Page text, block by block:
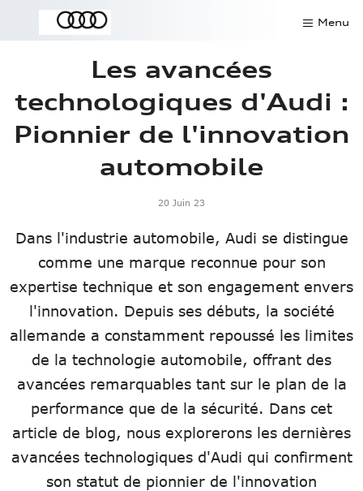
Menu
Offres du mois
SAV
Véhicules de direction
Modèles
Les avancées
technologiques d'Audi :
Pionnier de l'innovation
automobile
20 Juin 23
Dans l'industrie automobile, Audi se distingue
comme une marque reconnue pour son
expertise technique et son engagement envers
l'innovation. Depuis ses débuts, la société
allemande a constamment repoussé les limites
de la technologie automobile, offrant des
avancées remarquables tant sur le plan de la
performance que de la sécurité. Dans cet
article de blog, nous explorerons les dernières
avancées technologiques d'Audi qui confirment
son statut de pionnier de l'innovation